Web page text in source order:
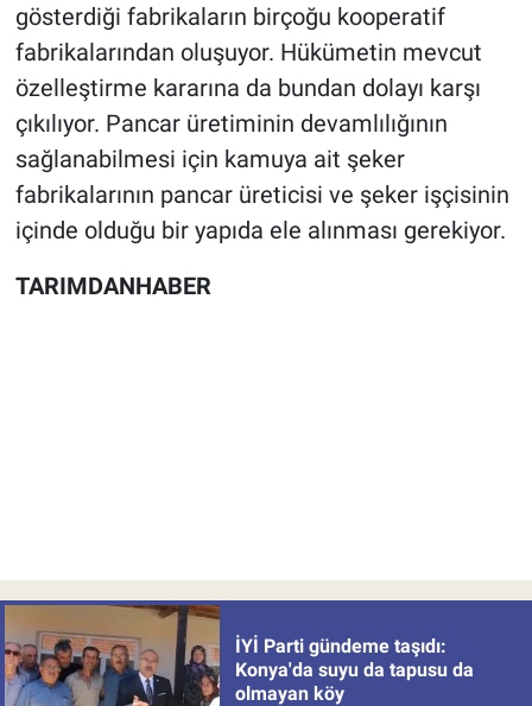
gösterdiği fabrikaların birçoğu kooperatif
fabrikalarından oluşuyor. Hükümetin mevcut
özelleştirme kararına da bundan dolayı karşı
çıkılıyor. Pancar üretiminin devamlılığının
sağlanabilmesi için kamuya ait şeker
fabrikalarının pancar üreticisi ve şeker işçisinin
içinde olduğu bir yapıda ele alınması gerekiyor.
TARIMDANHABER
İYİ Parti gündeme taşıdı:
Konya'da suyu da tapusu da
olmayan köy